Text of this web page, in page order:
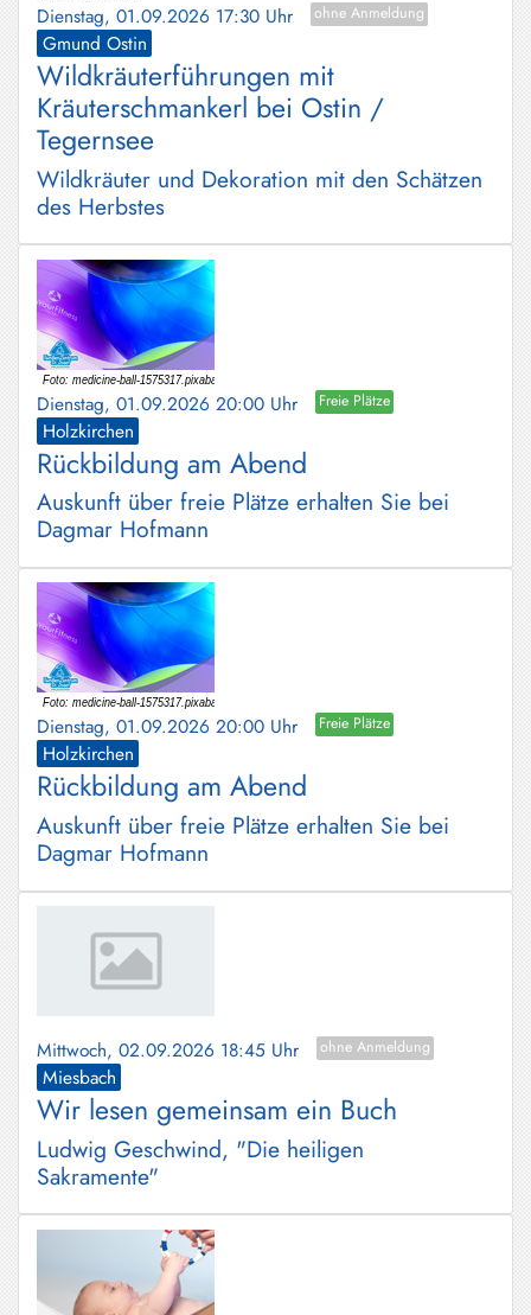
Dienstag, 01.09.2026 17:30 Uhr ohne Anmeldung
Gmund Ostin
Wildkräuterführungen mit
Kräuterschmankerl bei Ostin /
Tegernsee
Wildkräuter und Dekoration mit den Schätzen
des Herbstes
Dienstag, 01.09.2026 20:00 Uhr Freie Plätze
Holzkirchen
Rückbildung am Abend
Auskunft über freie Plätze erhalten Sie bei
Dagmar Hofmann
Dienstag, 01.09.2026 20:00 Uhr Freie Plätze
Holzkirchen
Rückbildung am Abend
Auskunft über freie Plätze erhalten Sie bei
Dagmar Hofmann
Mittwoch, 02.09.2026 18:45 Uhr ohne Anmeldung
Miesbach
Wir lesen gemeinsam ein Buch
Ludwig Geschwind, "Die heiligen
Sakramente"